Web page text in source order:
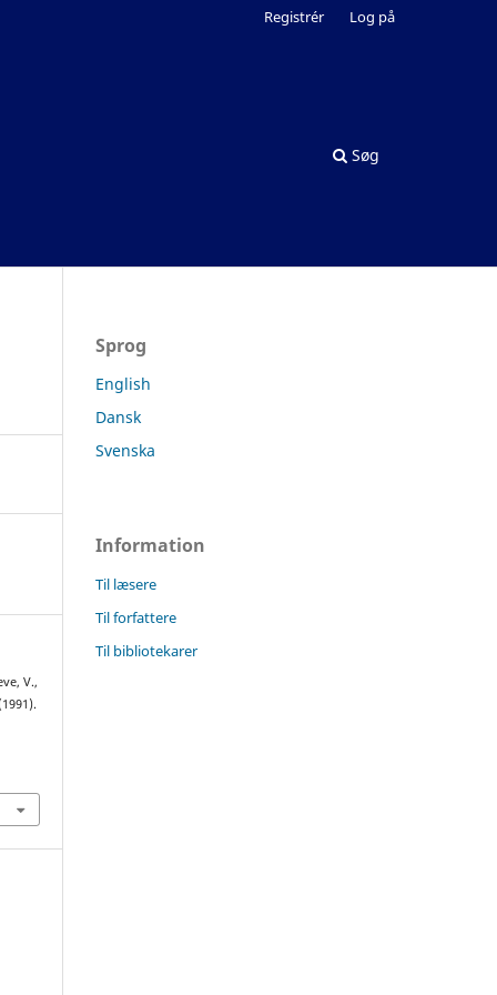
Søg
Registrér Log på
V.,
Sprog
English
Dansk
Svenska
Information
Til læsere
Til forfattere
Til bibliotekarer